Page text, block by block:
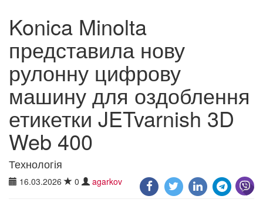
Konica Minolta
представила нову
рулонну цифрову
машину для оздоблення
етикетки JETvarnish 3D
Web 400
Технологія
16.03.2026 0 agarkov